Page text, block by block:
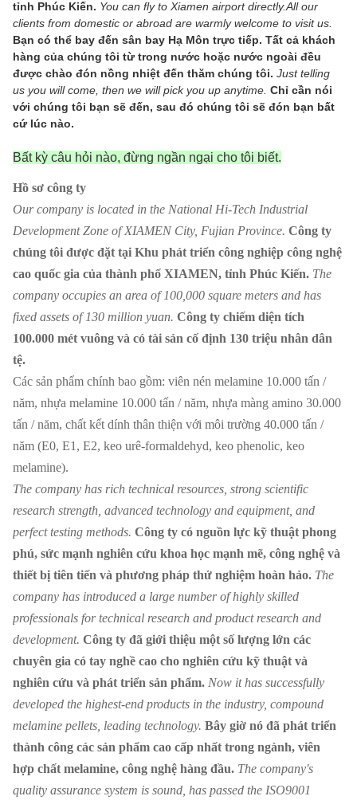
tỉnh Phúc Kiến. You can fly to Xiamen airport directly.All our
clients from domestic or abroad are warmly welcome to visit us.
Bạn có thể bay đến sân bay Hạ Môn trực tiếp. Tất cả khách
hàng của chúng tôi từ trong nước hoặc nước ngoài đều
được chào đón nồng nhiệt đến thăm chúng tôi. Just telling
us you will come, then we will pick you up anytime. Chỉ cần nói
với chúng tôi bạn sẽ đến, sau đó chúng tôi sẽ đón bạn bất
cứ lúc nào.
Bất kỳ câu hỏi nào, đừng ngần ngại cho tôi biết.
Hồ sơ công ty
Our company is located in the National Hi-Tech Industrial
Development Zone of XIAMEN City, Fujian Province. Công ty
chúng tôi được đặt tại Khu phát triển công nghiệp công nghệ
cao quốc gia của thành phố XIAMEN, tỉnh Phúc Kiến. The
company occupies an area of ​​100,000 square meters and has
fixed assets of 130 million yuan. Công ty chiếm diện tích
100.000 mét vuông và có tài sản cố định 130 triệu nhân dân
tệ.
Các sản phẩm chính bao gồm: viên nén melamine 10.000 tấn /
năm, nhựa melamine 10.000 tấn / năm, nhựa màng amino 30.000
tấn / năm, chất kết dính thân thiện với môi trường 40.000 tấn /
năm (E0, E1, E2, keo urê-formaldehyd, keo phenolic, keo
melamine).
The company has rich technical resources, strong scientific
research strength, advanced technology and equipment, and
perfect testing methods. Công ty có nguồn lực kỹ thuật phong
phú, sức mạnh nghiên cứu khoa học mạnh mẽ, công nghệ và
thiết bị tiên tiến và phương pháp thử nghiệm hoàn hảo. The
company has introduced a large number of highly skilled
professionals for technical research and product research and
development. Công ty đã giới thiệu một số lượng lớn các
chuyên gia có tay nghề cao cho nghiên cứu kỹ thuật và
nghiên cứu và phát triển sản phẩm. Now it has successfully
developed the highest-end products in the industry, compound
melamine pellets, leading technology. Bây giờ nó đã phát triển
thành công các sản phẩm cao cấp nhất trong ngành, viên
hợp chất melamine, công nghệ hàng đầu. The company's
quality assurance system is sound, has passed the ISO9001